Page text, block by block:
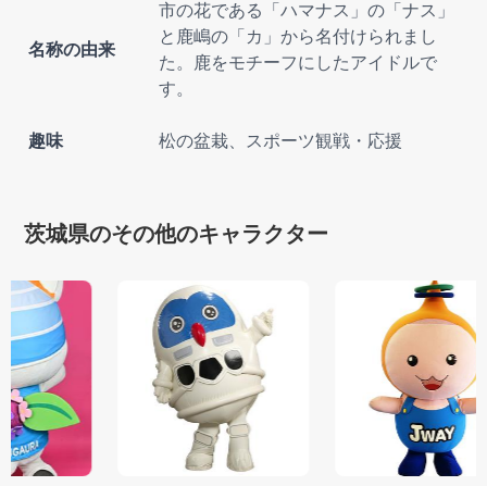
名称の由来
市の花である「ハマナス」の「ナス」
と鹿嶋の「カ」から名付けられまし
た。鹿をモチーフにしたアイドルで
す。
趣味 松の盆栽、スポーツ観戦・応援
茨城県のその他のキャラクター